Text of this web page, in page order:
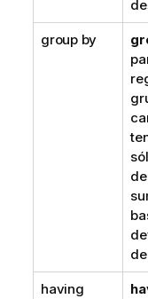
group by
having